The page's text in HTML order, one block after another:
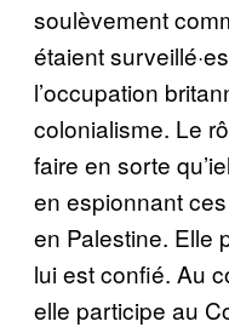
soulèvement
étaient
l’occupation
colonialisme. Le
faire en sorte
en espionnant
en Palestine. Elle
lui est confié. Au
elle participe au